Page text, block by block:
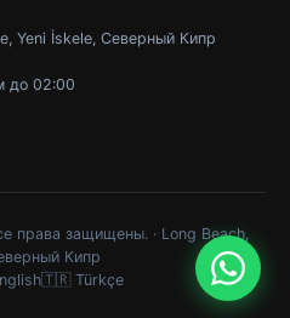
, Yeni İskele, Северный Кипр
до 02:00
права защищены. · Long Beach,
Кипр
🇹🇷 Türkçe